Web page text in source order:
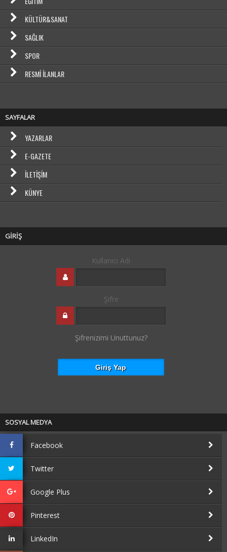
KÜLTÜR&SANAT
SAĞLIK
SPOR
RESMI İLANLAR
SAYFALAR
YAZARLAR
E-GAZETE
İLETIŞIM
KÜNYE
GİRİŞ
Kullanıcı Adı
Şifre
Şifrenizimi Unuttunuz?
SOSYAL MEDYA
Facebook
Twitter
Google Plus
Pinterest
LinkedIn